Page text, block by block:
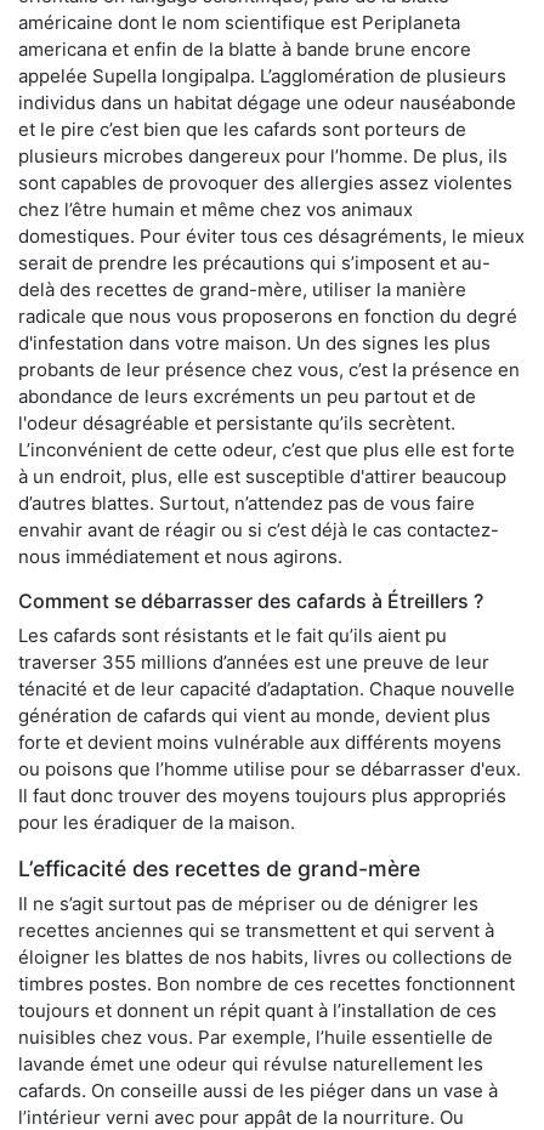
américaine dont le nom scientifique est Periplaneta
americana et enfin de la blatte à bande brune encore
appelée Supella longipalpa. L’agglomération de plusieurs
individus dans un habitat dégage une odeur nauséabonde
et le pire c’est bien que les cafards sont porteurs de
plusieurs microbes dangereux pour l’homme. De plus, ils
sont capables de provoquer des allergies assez violentes
chez l’être humain et même chez vos animaux
domestiques. Pour éviter tous ces désagréments, le mieux
serait de prendre les précautions qui s’imposent et au-
delà des recettes de grand-mère, utiliser la manière
radicale que nous vous proposerons en fonction du degré
d'infestation dans votre maison. Un des signes les plus
probants de leur présence chez vous, c’est la présence en
abondance de leurs excréments un peu partout et de
l'odeur désagréable et persistante qu’ils secrètent.
L’inconvénient de cette odeur, c’est que plus elle est forte
à un endroit, plus, elle est susceptible d'attirer beaucoup
d’autres blattes. Surtout, n’attendez pas de vous faire
envahir avant de réagir ou si c’est déjà le cas contactez-
nous immédiatement et nous agirons.
Comment se débarrasser des cafards à Étreillers ?
Les cafards sont résistants et le fait qu’ils aient pu
traverser 355 millions d’années est une preuve de leur
ténacité et de leur capacité d’adaptation. Chaque nouvelle
génération de cafards qui vient au monde, devient plus
forte et devient moins vulnérable aux différents moyens
ou poisons que l’homme utilise pour se débarrasser d'eux.
Il faut donc trouver des moyens toujours plus appropriés
pour les éradiquer de la maison.
L’efficacité des recettes de grand-mère
Il ne s’agit surtout pas de mépriser ou de dénigrer les
recettes anciennes qui se transmettent et qui servent à
éloigner les blattes de nos habits, livres ou collections de
timbres postes. Bon nombre de ces recettes fonctionnent
toujours et donnent un répit quant à l’installation de ces
nuisibles chez vous. Par exemple, l’huile essentielle de
lavande émet une odeur qui révulse naturellement les
cafards. On conseille aussi de les piéger dans un vase à
l’intérieur verni avec pour appât de la nourriture. Ou